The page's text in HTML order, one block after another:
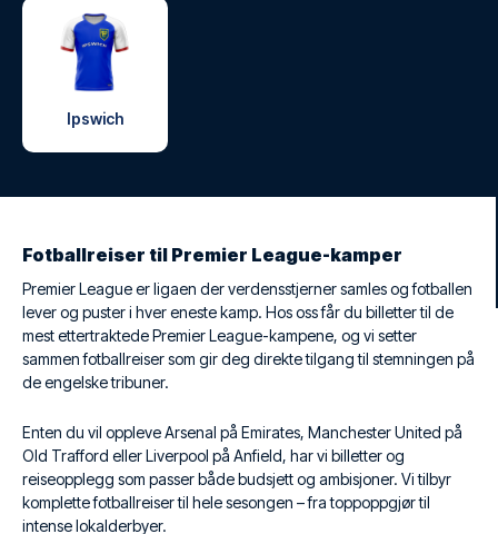
Ipswich
Fotballreiser til Premier League-kamper
Premier League er ligaen der verdensstjerner samles og fotballen
lever og puster i hver eneste kamp. Hos oss får du billetter til de
mest ettertraktede Premier League-kampene, og vi setter
sammen fotballreiser som gir deg direkte tilgang til stemningen på
de engelske tribuner.
Enten du vil oppleve Arsenal på Emirates, Manchester United på
Old Trafford eller Liverpool på Anfield, har vi billetter og
reiseopplegg som passer både budsjett og ambisjoner. Vi tilbyr
komplette fotballreiser til hele sesongen – fra toppoppgjør til
intense lokalderbyer.